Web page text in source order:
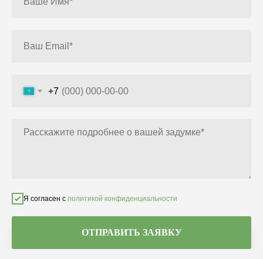
+7
Я согласен с политикой конфиденциальности
ОТПРАВИТЬ ЗАЯВКУ